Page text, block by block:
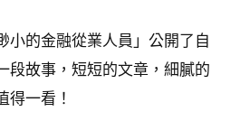
小的金融從業人員」公開了自
段故事，短短的文章，細膩的
得一看！